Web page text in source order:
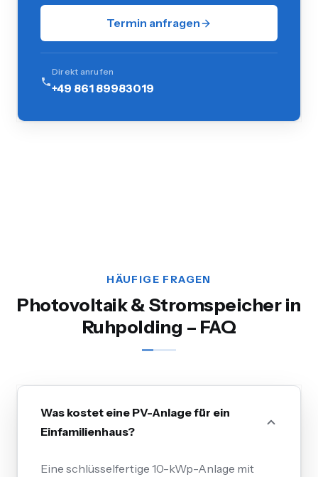
Termin anfragen
Direkt anrufen
+49 861 89983019
HÄUFIGE FRAGEN
Photovoltaik & Stromspeicher in
Ruhpolding – FAQ
Was kostet eine PV-Anlage für ein
Einfamilienhaus?
Eine schlüsselfertige 10-kWp-Anlage mit